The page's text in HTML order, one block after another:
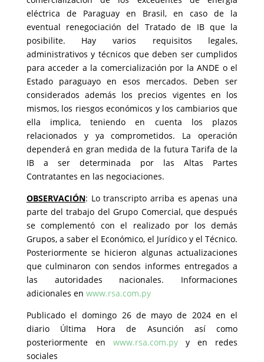
eléctrica de Paraguay en Brasil, en caso de la
eventual renegociación del Tratado de IB que la
posibilite. Hay varios requisitos legales,
administrativos y técnicos que deben ser cumplidos
para acceder a la comercialización por la ANDE o el
Estado paraguayo en esos mercados. Deben ser
considerados además los precios vigentes en los
mismos, los riesgos económicos y los cambiarios que
ella implica, teniendo en cuenta los plazos
relacionados y ya comprometidos. La operación
dependerá en gran medida de la futura Tarifa de la
IB a ser determinada por las Altas Partes
Contratantes en las negociaciones.
OBSERVACIÓN: Lo transcripto arriba es apenas una
parte del trabajo del Grupo Comercial, que después
se complementó con el realizado por los demás
Grupos, a saber el Económico, el Jurídico y el Técnico.
Posteriormente se hicieron algunas actualizaciones
que culminaron con sendos informes entregados a
las autoridades nacionales. Informaciones
adicionales en www.rsa.com.py
Publicado el domingo 26 de mayo de 2024 en el
diario Última Hora de Asunción así como
posteriormente en www.rsa.com.pyy en redes
sociales